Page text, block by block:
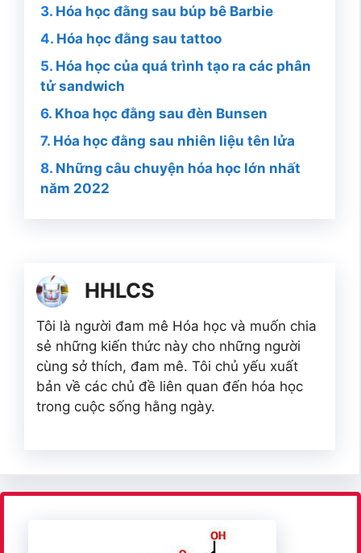
Hóa học đằng sau búp bê Barbie
Hóa học đằng sau tattoo
Hóa học của quá trình tạo ra các phân
tử sandwich
Khoa học đằng sau đèn Bunsen
Hóa học đằng sau nhiên liệu tên lửa
Những câu chuyện hóa học lớn nhất
năm 2022
HHLCS
Tôi là người đam mê Hóa học và muốn chia
sẻ những kiến thức này cho những người
cùng sở thích, đam mê. Tôi chủ yếu xuất
bản về các chủ đề liên quan đến hóa học
trong cuộc sống hằng ngày.